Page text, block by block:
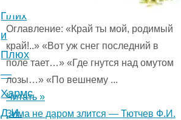
для
детей.
4.1
(8)"
Плих
и
Плюх
—
Хармс
Д.И.
Оглавление: «Край ты мой, родимый
край!..» «Вот уж снег последний в
поле тает…» «Где гнутся над омутом
лозы…» «По вешнему ...
Читать »
Зима не даром злится — Тютчев Ф.И.